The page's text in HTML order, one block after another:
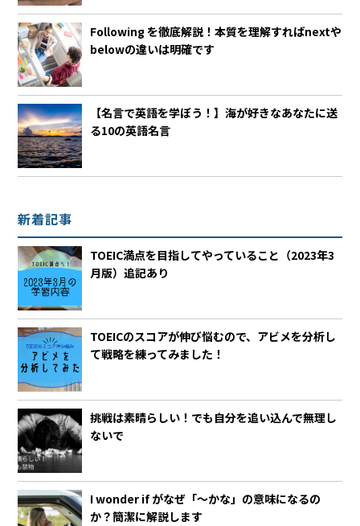
Following を徹底解説！本質を理解すればnextや
belowの違いは明確です
【名言で英語を学ぼう！】海が好きなあなたに送
る10の英語名言
新着記事
TOEIC満点を目指してやっていること（2023年3
月版）追記あり
TOEICのスコアが伸び悩むので、アビメを分析し
て戦略を練ってみました！
挑戦は素晴らしい！でも自分を追い込んで無理し
ないで
I wonder if がなぜ「～かな」の意味になるの
か？簡潔に解説します